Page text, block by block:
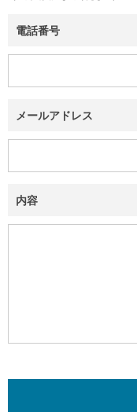
電話番号
メールアドレス
内容